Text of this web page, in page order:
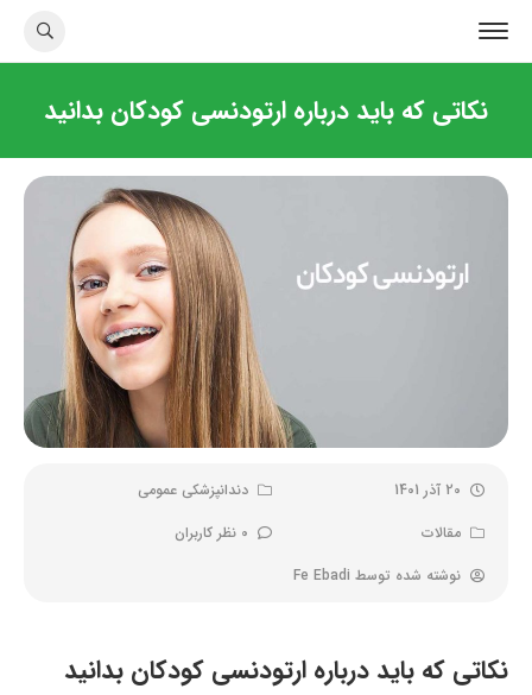
نکاتی که باید درباره ارتودنسی کودکان بدانید
20 آذر 1401
دندانپزشکی عمومی
مقالات
0 نظر کاربران
نوشته شده توسط Fe Ebadi
نکاتی که باید درباره ارتودنسی کودکان بدانید